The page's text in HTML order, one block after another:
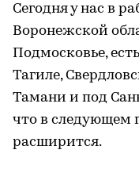
Сегодня у нас в
Воронежской
Подмосковье,
Тагиле,
Тамани и под
что в следующем
расширится.